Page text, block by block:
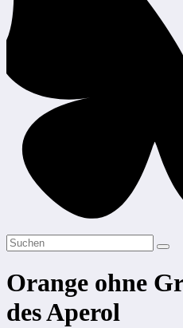
Orange ohne
des Aperol